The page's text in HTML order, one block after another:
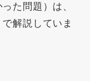
た問題）は、
で解説していま